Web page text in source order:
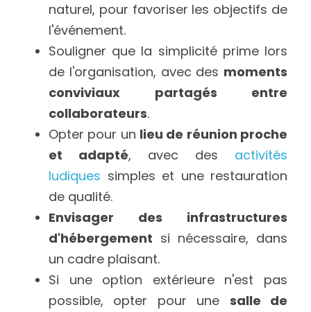
naturel, pour favoriser les objectifs de
l'événement.
Souligner que la simplicité prime lors
de l'organisation, avec des moments
conviviaux partagés entre
collaborateurs.
Opter pour un lieu de réunion proche
et adapté, avec des activités
ludiques simples et une restauration
de qualité.
Envisager des infrastructures
d'hébergement si nécessaire, dans
un cadre plaisant.
Si une option extérieure n'est pas
possible, opter pour une salle de